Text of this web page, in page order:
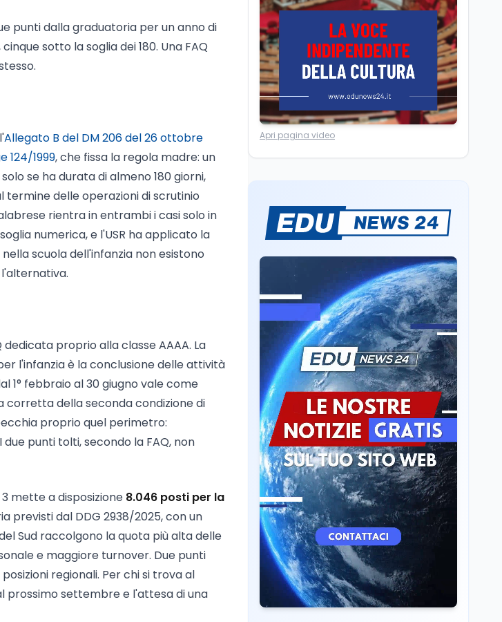
punti dalla graduatoria per un anno di
sotto la soglia dei 180. Una FAQ
Allegato B del DM 206 del 26 ottobre
124/1999, che fissa la regola madre: un
se ha durata di almeno 180 giorni,
delle operazioni di scrutinio
rientra in entrambi i casi solo in
numerica, e l'USR ha applicato la
scuola dell'infanzia non esistono
proprio alla classe AAAA. La
l'infanzia è la conclusione delle attività
1° febbraio al 30 giugno vale come
corretta della seconda condizione di
proprio quel perimetro:
punti tolti, secondo la FAQ, non
mette a disposizione 8.046 posti per la
previsti dal DDG 2938/2025, con un
Sud raccolgono la quota più alta delle
e maggiore turnover. Due punti
regionali. Per chi si trova al
prossimo settembre e l'attesa di una
Lombardia da record,
Sud triplica
Cultura 6 ago
Francesco Guccini si è
al Maestrone
Ricerca
Ricerca6 ago
Il rivelatore che 'vede' i
reattori spenti
Scuola6 ago
Posizioni economiche
ATA: la matematica
degli arretrati fino a
4.150 euro
Cultura6 ago
Spesa culturale in
Lombardia da record,
ma la voragine Nord-
Sud triplica
Cultura6 ago
Francesco Guccini si è
spento a Pàvana: addio
al Maestrone
Apri pagina video